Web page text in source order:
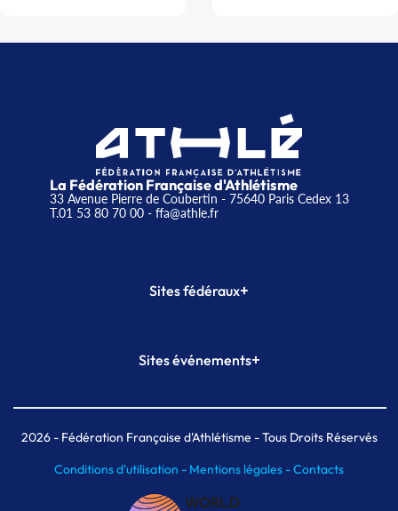
La Fédération Française d'Athlétisme
33 Avenue Pierre de Coubertin - 75640 Paris Cedex 13
T.01 53 80 70 00- ffa@athle.fr
Sites fédéraux+
Plateforme Formation
Sites événements+
Meeting de Paris indoor
MAIF Ekiden de Paris
2026- Fédération Française d'Athlétisme - Tous Droits Réservés
Conditions d'utilisation - Mentions légales -Contacts